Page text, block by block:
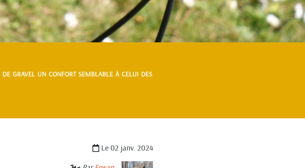
gravel un confort semblable à celui des
Le 02 janv. 2024